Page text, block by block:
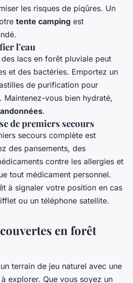
les risques de piqûres. Un
tente camping est
l'eau
lacs en forêt pluviale peut
et des bactéries. Emportez un
de purification pour
Maintenez-vous bien hydraté,
.
de premiers secours
secours complète est
des pansements, des
contre les allergies et
tout médicament personnel.
à signaler votre position en cas
ou un téléphone satellite.
en forêt
terrain de jeu naturel avec une
explorer. Que vous soyez un